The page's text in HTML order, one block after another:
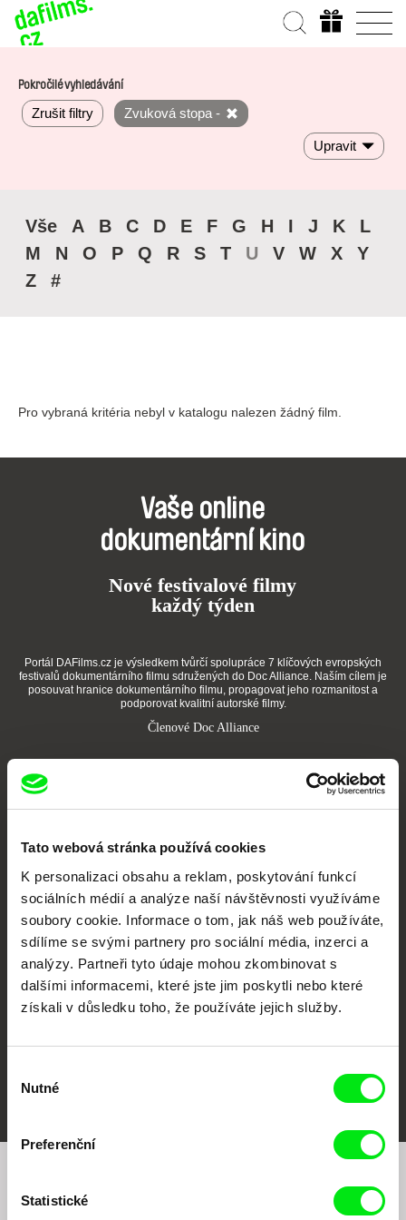
Tato webová stránka používá cookies
K personalizaci obsahu a reklam, poskytování funkcí
sociálních médií a analýze naší návštěvnosti využíváme
soubory cookie. Informace o tom, jak náš web používáte,
sdílíme se svými partnery pro sociální média, inzerci a
analýzy. Partneři tyto údaje mohou zkombinovat s
dalšími informacemi, které jste jim poskytli nebo které
získali v důsledku toho, že používáte jejich služby.
souhlasu
Nutné
Preferenční
Statistické
Pokročilé vyhledávání
Zrušit filtry Zvuková stopa -
Upravit
Vše A B C D E F G H I J K
L
M
N O P Q R S T U V W X
Y
Z
#
Pro vybraná kritéria nebyl v katalogu nalezen žádný film.
Vaše online
dokumentární kino
Nové festivalové filmy
každý týden
Portál DAFilms.cz je výsledkem tvůrčí spolupráce 7 klíčových evropských
festivalů dokumentárního filmu sdružených do Doc Alliance. Naším cílem je
posouvat hranice dokumentárního filmu, propagovat jeho rozmanitost a
podporovat kvalitní autorské filmy.
Členové Doc Alliance
CPH:DOX Doclisboa
Millennium Docs
Against Gravity
DOK Leipzig
Chcete být pravidelně informováni o našem